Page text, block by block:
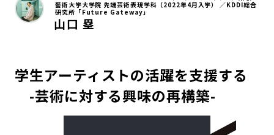
藝術大学大学院 先端芸術表現学科（2022年4月入学） ／KDDI総合
研究所「Future Gateway」
山口 塁
学生アーティストの活躍を支援する
-芸術に対する興味の再構築-